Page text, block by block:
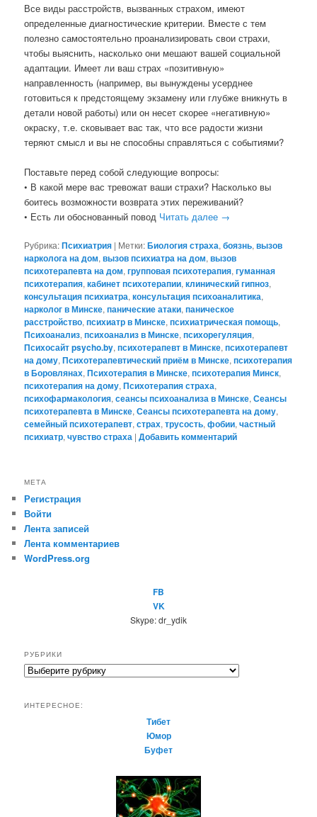
Все виды расстройств, вызванных страхом, имеют
определенные диагностические критерии. Вместе с тем
полезно самостоятельно проанализировать свои страхи,
чтобы выяснить, насколько они мешают вашей социальной
адаптации. Имеет ли ваш страх «позитивную»
направленность (например, вы вынуждены усерднее
готовиться к предстоящему экзамену или глубже вникнуть в
детали новой работы) или он несет скорее «негативную»
окраску, т.е. сковывает вас так, что все радости жизни
теряют смысл и вы не способны справляться с событиями?
Поставьте перед собой следующие вопросы:
• В какой мере вас тревожат ваши страхи? Насколько вы
боитесь возможности возврата этих переживаний?
• Есть ли обоснованный повод Читать далее →
Рубрика:Психиатрия | Метки:Биология страха,боязнь,вызов
нарколога на дом,вызов психиатра на дом,вызов
психотерапевта на дом,групповая психотерапия,гуманная
психотерапия,кабинет психотерапии,клинический гипноз,
консультация психиатра,консультация психоаналитика,
нарколог в Минске,панические атаки,паническое
расстройство,психиатр в Минске,психиатрическая помощь,
Психоанализ,психоанализ в Минске,психорегуляция,
Психосайт psycho.by,психотерапевт в Минске,психотерапевт
на дому,Психотерапевтический приём в Минске,психотерапия
в Боровлянах,Психотерапия в Минске,психотерапия Минск,
психотерапия на дому,Психотерапия страха,
психофармакология,сеансы психоанализа в Минске,Сеансы
психотерапевта в Минске,Сеансы психотерапевта на дому,
семейный психотерапевт,страх,трусость,фобии,частный
психиатр,чувство страха |Добавить комментарий
МЕТА
Регистрация
Войти
Лента записей
Лента комментариев
WordPress.org
FB
VK
Skype: dr_ydik
РУБРИКИ
Р
р
ИНТЕРЕСНОЕ:
Тибет
Юмор
Буфет